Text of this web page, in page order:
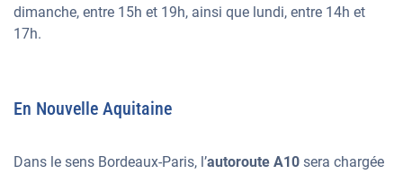
dimanche, entre 15h et 19h, ainsi que lundi, entre 14h et
17h.
En Nouvelle Aquitaine
Dans le sens Bordeaux-Paris, l’autoroute A10 sera chargée